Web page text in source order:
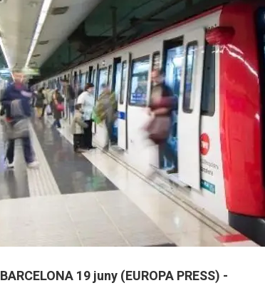
BARCELONA 19 juny (EUROPA PRESS) -